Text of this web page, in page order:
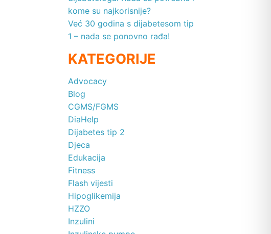
kome su najkorisnije?
Već 30 godina s dijabetesom tip
1 – nada se ponovno rađa!
KATEGORIJE
Advocacy
Blog
CGMS/FGMS
DiaHelp
Dijabetes tip 2
Djeca
Edukacija
Fitness
Flash vijesti
Hipoglikemija
HZZO
Inzulini